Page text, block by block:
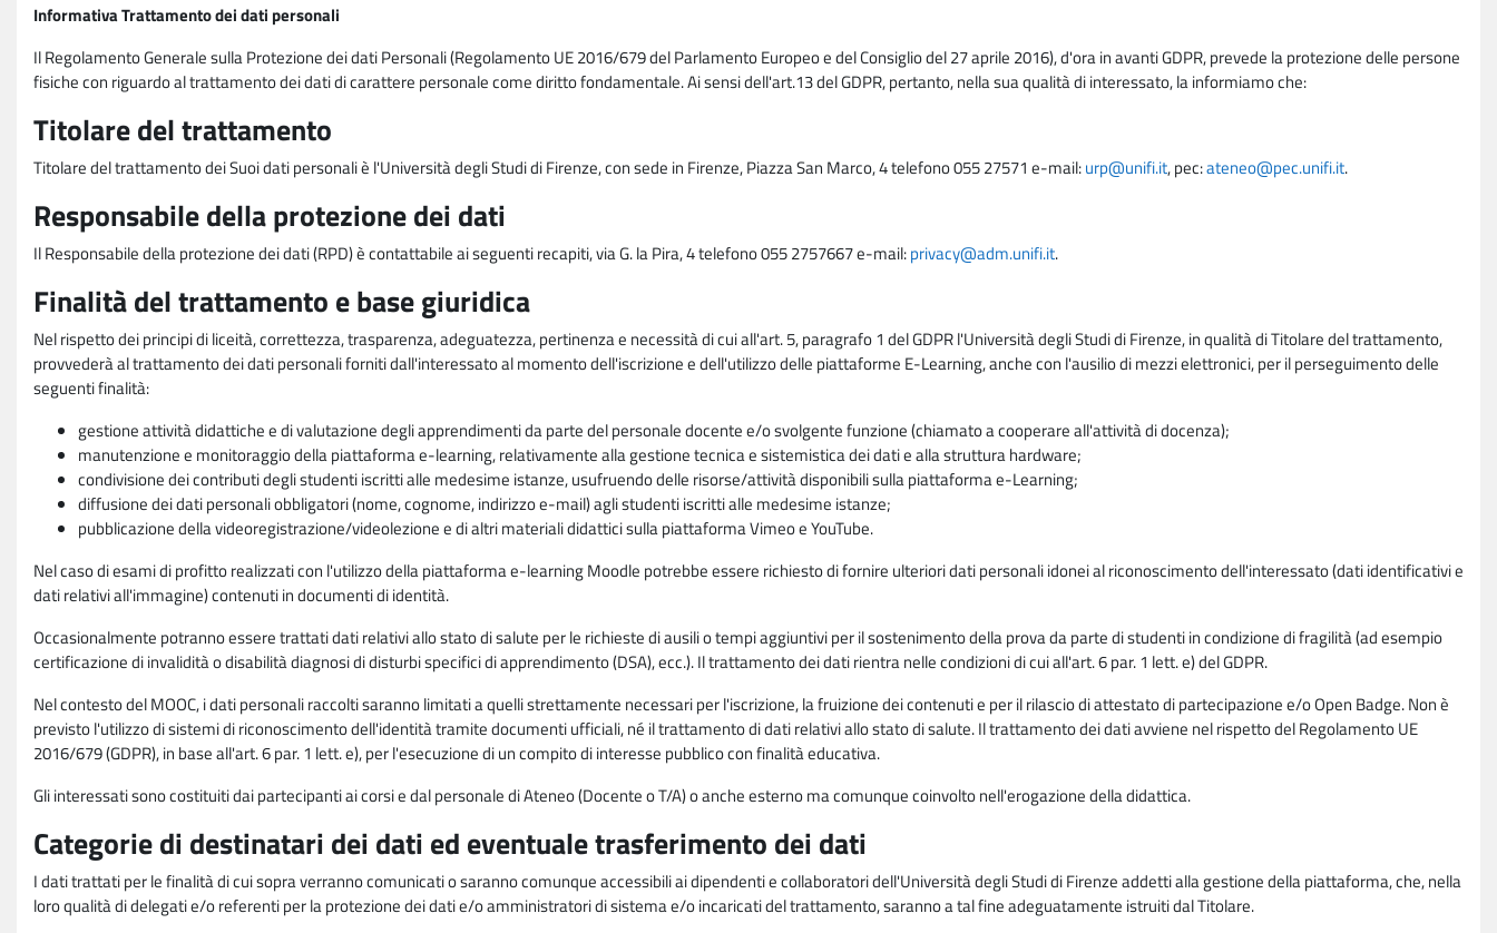
Informativa Trattamento dei dati personali
Il Regolamento Generale sulla Protezione dei dati Personali (Regolamento UE 2016/679 del Parlamento Europeo e del Consiglio del 27 aprile 2016), d'ora in avanti GDPR, prevede la protezione delle persone
fisiche con riguardo al trattamento dei dati di carattere personale come diritto fondamentale. Ai sensi dell'art.13 del GDPR, pertanto, nella sua qualità di interessato, la informiamo che:
Titolare del trattamento
Titolare del trattamento dei Suoi dati personali è l'Università degli Studi di Firenze, con sede in Firenze, Piazza San Marco, 4 telefono 055 27571 e-mail:urp@unifi.it, pec:ateneo@pec.unifi.it.
Responsabile della protezione dei dati
Il Responsabile della protezione dei dati (RPD) è contattabile ai seguenti recapiti, via G. la Pira, 4 telefono 055 2757667 e-mail:privacy@adm.unifi.it.
Finalità del trattamento e base giuridica
Nel rispetto dei principi di liceità, correttezza, trasparenza, adeguatezza, pertinenza e necessità di cui all'art. 5, paragrafo 1 del GDPR l'Università degli Studi di Firenze, in qualità di Titolare del trattamento,
provvederà al trattamento dei dati personali forniti dall'interessato al momento dell'iscrizione e dell'utilizzo delle piattaforme E-Learning, anche con l'ausilio di mezzi elettronici, per il perseguimento delle
seguenti finalità:
gestione attività didattiche e di valutazione degli apprendimenti da parte del personale docente e/o svolgente funzione (chiamato a cooperare all'attività di docenza);
manutenzione e monitoraggio della piattaforma e-learning, relativamente alla gestione tecnica e sistemistica dei dati e alla struttura hardware;
condivisione dei contributi degli studenti iscritti alle medesime istanze, usufruendo delle risorse/attività disponibili sulla piattaforma e-Learning;
diffusione dei dati personali obbligatori (nome, cognome, indirizzo e-mail) agli studenti iscritti alle medesime istanze;
pubblicazione della videoregistrazione/videolezione e di altri materiali didattici sulla piattaforma Vimeo e YouTube.
Nel caso di esami di profitto realizzati con l'utilizzo della piattaforma e-learning Moodle potrebbe essere richiesto di fornire ulteriori dati personali idonei al riconoscimento dell'interessato (dati identificativi e
dati relativi all'immagine) contenuti in documenti di identità.
Occasionalmente potranno essere trattati dati relativi allo stato di salute per le richieste di ausili o tempi aggiuntivi per il sostenimento della prova da parte di studenti in condizione di fragilità (ad esempio
certificazione di invalidità o disabilità diagnosi di disturbi specifici di apprendimento (DSA), ecc.). Il trattamento dei dati rientra nelle condizioni di cui all'art. 6 par. 1 lett. e) del GDPR.
Nel contesto del MOOC, i dati personali raccolti saranno limitati a quelli strettamente necessari per l'iscrizione, la fruizione dei contenuti e per il rilascio di attestato di partecipazione e/o Open Badge. Non è
previsto l'utilizzo di sistemi di riconoscimento dell'identità tramite documenti ufficiali, né il trattamento di dati relativi allo stato di salute. Il trattamento dei dati avviene nel rispetto del Regolamento UE
2016/679 (GDPR), in base all'art. 6 par. 1 lett. e), per l'esecuzione di un compito di interesse pubblico con finalità educativa.
Gli interessati sono costituiti dai partecipanti ai corsi e dal personale di Ateneo (Docente o T/A) o anche esterno ma comunque coinvolto nell'erogazione della didattica.
Categorie di destinatari dei dati ed eventuale trasferimento dei dati
I dati trattati per le finalità di cui sopra verranno comunicati o saranno comunque accessibili ai dipendenti e collaboratori dell'Università degli Studi di Firenze addetti alla gestione della piattaforma, che, nella
loro qualità di delegati e/o referenti per la protezione dei dati e/o amministratori di sistema e/o incaricati del trattamento, saranno a tal fine adeguatamente istruiti dal Titolare.